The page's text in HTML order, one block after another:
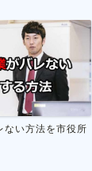
アルコール外来に